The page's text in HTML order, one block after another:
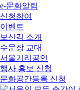
e-문화알림
신청참여
이벤트
보신각 소개
수문장 교대
서울거리공연
행사 홍보 신청
문화공간등록 신청